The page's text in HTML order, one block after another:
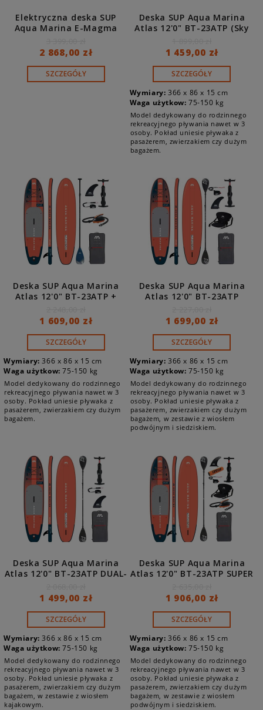
Elektryczna deska SUP
Aqua Marina E-Magma
2 868,00 zł
SZCZEGÓŁY
Deska SUP Aqua Marina
Atlas 12'0" BT-23ATP (Sky
1 459,00 zł
SZCZEGÓŁY
Wymiary: 366 x 86 x 15 cm
Waga użytkow: 75-150 kg
Model dedykowany do rodzinnego
rekreacyjnego pływania nawet w 3
osoby. Pokład uniesie pływaka z
pasażerem, zwierzakiem czy dużym
bagażem.
Deska SUP Aqua Marina
Atlas 12'0" BT-23ATP +
EP-T16
1 609,00 zł
SZCZEGÓŁY
Wymiary: 366 x 86 x 15 cm
Waga użytkow: 75-150 kg
Model dedykowany do rodzinnego
rekreacyjnego pływania nawet w 3
osoby. Pokład uniesie pływaka z
pasażerem, zwierzakiem czy dużym
bagażem.
Deska SUP Aqua Marina
Atlas 12'0" BT-23ATP
1 699,00 zł
SZCZEGÓŁY
Wymiary: 366 x 86 x 15 cm
Waga użytkow: 75-150 kg
Model dedykowany do rodzinnego
rekreacyjnego pływania nawet w 3
osoby. Pokład uniesie pływaka z
pasażerem, zwierzakiem czy dużym
bagażem, w zestawie z wiosłem
podwójnym i siedziskiem.
Deska SUP Aqua Marina
Atlas 12'0" BT-23ATP DUAL-
1 499,00 zł
SZCZEGÓŁY
Wymiary: 366 x 86 x 15 cm
Waga użytkow: 75-150 kg
Model dedykowany do rodzinnego
rekreacyjnego pływania nawet w 3
osoby. Pokład uniesie pływaka z
pasażerem, zwierzakiem czy dużym
bagażem, w zestawie z wiosłem
kajakowym.
Deska SUP Aqua Marina
Atlas 12'0" BT-23ATP SUPER
1 906,00 zł
SZCZEGÓŁY
Wymiary: 366 x 86 x 15 cm
Waga użytkow: 75-150 kg
Model dedykowany do rodzinnego
rekreacyjnego pływania nawet w 3
osoby. Pokład uniesie pływaka z
pasażerem, zwierzakiem czy dużym
bagażem, w zestawie z wiosłem
podwójnym i siedziskiem.